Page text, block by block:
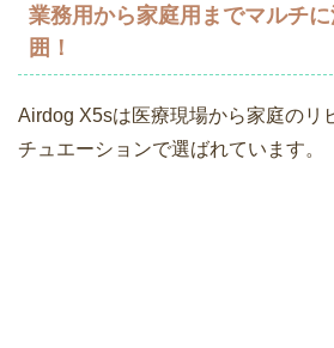
業務用から家庭用までマルチ
囲！
Airdog X5sは医療現場から家庭のリ
チュエーションで選ばれています。